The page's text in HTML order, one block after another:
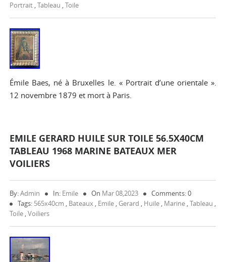
Portrait ,Tableau ,Toile
Émile Baes, né à Bruxelles le. « Portrait d’une orientale ».
12 novembre 1879 et mort à Paris.
EMILE GERARD HUILE SUR TOILE 56.5X40CM
TABLEAU 1968 MARINE BATEAUX MER
VOILIERS
By:Admin In: Emile On Mar 08,2023
Comments: 0
Tags: 565x40cm , Bateaux , Emile , Gerard , Huile , Marine ,Tableau ,
Toile ,Voiliers